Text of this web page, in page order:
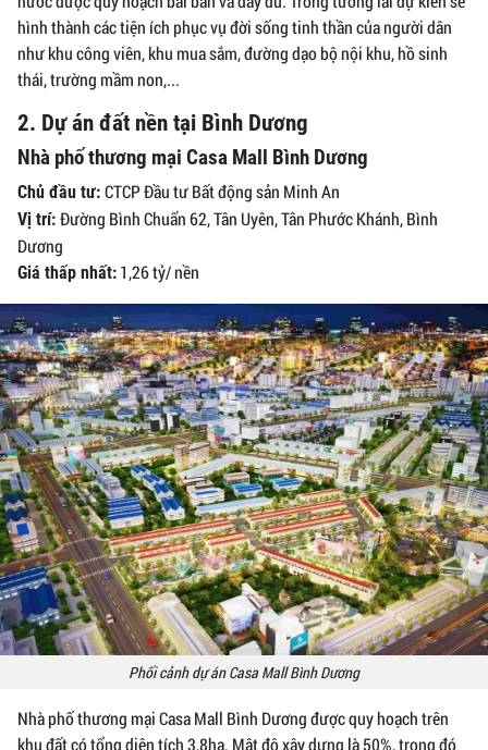
hình thành các tiện ích phục vụ đời sống tinh thần của người dân
như khu công viên, khu mua sắm, đường dạo bộ nội khu, hồ sinh
thái, trường mầm non,...
2. Dự án đất nền tại Bình Dương
Nhà phố thương mại Casa Mall Bình Dương
Chủ đầu tư: CTCP Đầu tư Bất động sản Minh An
Vị trí: Đường Bình Chuẩn 62, Tân Uyên, Tân Phước Khánh, Bình
Dương
Giá thấp nhất: 1,26 tỷ/ nền
Phối cảnh dự án Casa Mall Bình Dương
Nhà phố thương mại Casa Mall Bình Dương được quy hoạch trên
khu đất có tổng diện tích 3,8ha. Mật độ xây dựng là 50%, trong đó